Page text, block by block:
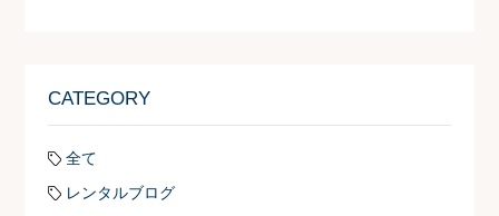
CATEGORY
全て
レンタルブログ